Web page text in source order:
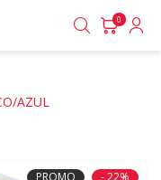
0
AZUL
PROMO - 22%